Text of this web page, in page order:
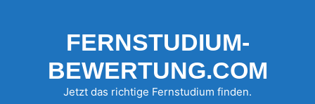
FERNSTUDIUM-
BEWERTUNG.COM
Jetzt das richtige Fernstudium finden.